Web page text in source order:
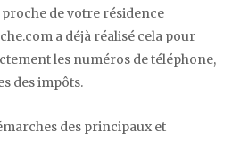
de votre résidence
a déjà réalisé cela pour
les numéros de téléphone,
des impôts.
des principaux et